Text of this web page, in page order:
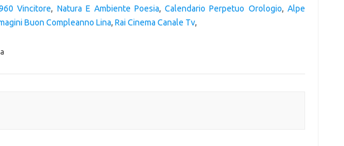
Vincitore, Natura E Ambiente Poesia,Calendario Perpetuo Orologio, Alpe
Buon Compleanno Lina, Rai Cinema Canale Tv,